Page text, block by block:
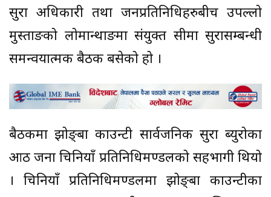
सुरक्षा अधिकारी तथा जनप्रतिनिधिहरुबीच उपल्लो
मुस्ताङको लोमान्थाङमा संयुक्त सीमा सुरक्षासम्बन्धी
समन्वयात्मक बैठक बसेको हो ।
बैठकमा झोङ्बा काउन्टी सार्वजनिक सुरक्षा ब्युरोका
आठ जना चिनियाँ प्रतिनिधिमण्डलको सहभागी थियो
। चिनियाँ प्रतिनिधिमण्डलमा झोङ्बा काउन्टीका